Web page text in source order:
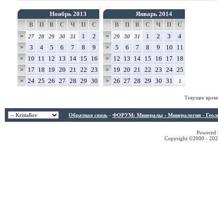
Ноябрь 2013
В П В С Ч П
С
>
27 28 29 30 31 1 2
> 3 4 5 6 7 8 9
> 10 11 12 13 14 15 16
> 17 18 19 20 21 22 23
> 24 25 26 27 28 29 30
Январь 2014
В П В С Ч П
С
>
29 30 31 1 2 3 4
> 5 6 7 8 9 10 11
> 12 13 14 15 16 17 18
> 19 20 21 22 23 24 25
> 26 27 28 29 30 31 1
Текущее
Обратная связь - ФОРУМ: Минералы - Минералогия -
Copyright ©2000 -